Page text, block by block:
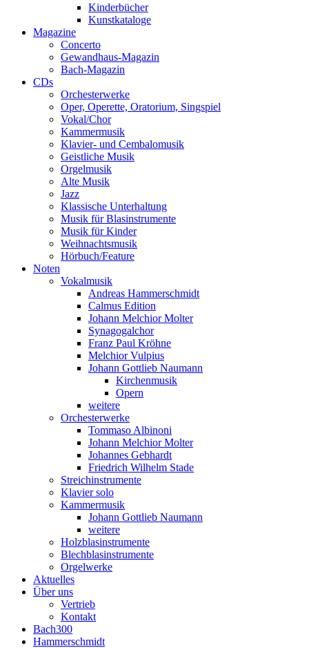
Kinderbücher
Kunstkataloge
Magazine
Concerto
Gewandhaus-Magazin
Bach-Magazin
CDs
Orchesterwerke
Oper, Operette, Oratorium, Singspiel
Vokal/Chor
Kammermusik
Klavier- und Cembalomusik
Geistliche Musik
Orgelmusik
Alte Musik
Jazz
Klassische Unterhaltung
Musik für Blasinstrumente
Musik für Kinder
Weihnachtsmusik
Hörbuch/Feature
Noten
Vokalmusik
Andreas Hammerschmidt
Calmus Edition
Johann Melchior Molter
Synagogalchor
Franz Paul Kröhne
Melchior Vulpius
Johann Gottlieb Naumann
Kirchenmusik
Opern
weitere
Orchesterwerke
Tommaso Albinoni
Johann Melchior Molter
Johannes Gebhardt
Friedrich Wilhelm Stade
Streichinstrumente
Klavier solo
Kammermusik
Johann Gottlieb Naumann
weitere
Holzblasinstrumente
Blechblasinstrumente
Orgelwerke
Aktuelles
Über uns
Vertrieb
Kontakt
Bach300
Hammerschmidt